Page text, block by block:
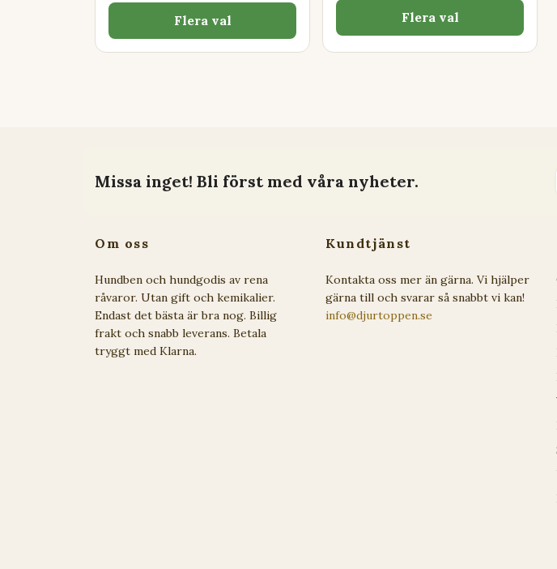
Flera val Flera val
Missa inget! Bli först med våra nyheter.
Om oss
Hundben och hundgodis av rena
råvaror. Utan gift och kemikalier.
Endast det bästa är bra nog. Billig
frakt och snabb leverans. Betala
tryggt med Klarna.
Kundtjänst
Kontakta oss mer än gärna. Vi hjälper
gärna till och svarar så snabbt vi kan!
info@djurtoppen.se